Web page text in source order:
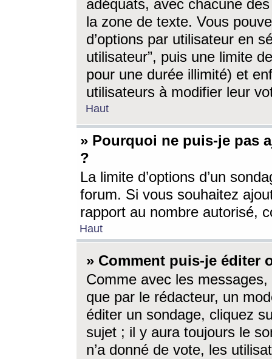
adéquats, avec chacune
la zone de texte. Vous
d’options par utilisateur en
utilisateur”, puis une limite
pour une durée illimité) et
utilisateurs à modifier leur
Haut
» Pourquoi ne puis-je pas
?
La limite d’options d’un
forum. Si vous souhaitez
rapport au nombre autorisé,
Haut
» Comment puis-je éditer
Comme avec les
que par le rédacteur, un
éditer un sondage, cliquez
sujet ; il y aura toujours le
n’a donné de vote, les